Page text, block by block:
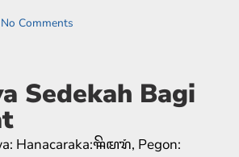
No Comments
Sedekah Bagi
Hanacaraka:ꦯꦼꦩꦫꦁ​, Pegon: